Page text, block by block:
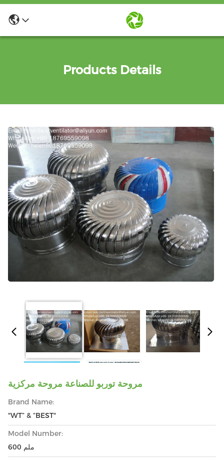
Products Details
مروحة توربو للصناعة مروحة مركزية
Brand Name:
"WT” & “BEST"
Model Number:
600 ملم